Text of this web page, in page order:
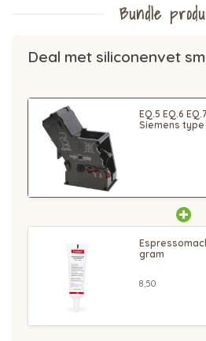
Bundle
Deal met siliconenvet
EQ.5 EQ.6
Siemens type
gram
8,50